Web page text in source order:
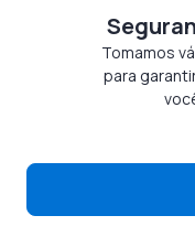
Tomamos
para